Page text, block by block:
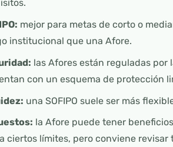
mejor para metas de corto o
institucional que una Afore.
las Afores están reguladas por
con un esquema de protección
una SOFIPO suele ser más
la Afore puede tener
ciertos límites, pero conviene revisar